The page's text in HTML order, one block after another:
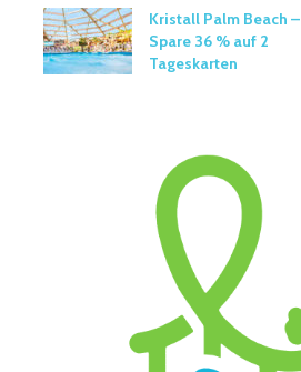
Kristall Palm Beach –
Spare 36 % auf 2
Tageskarten